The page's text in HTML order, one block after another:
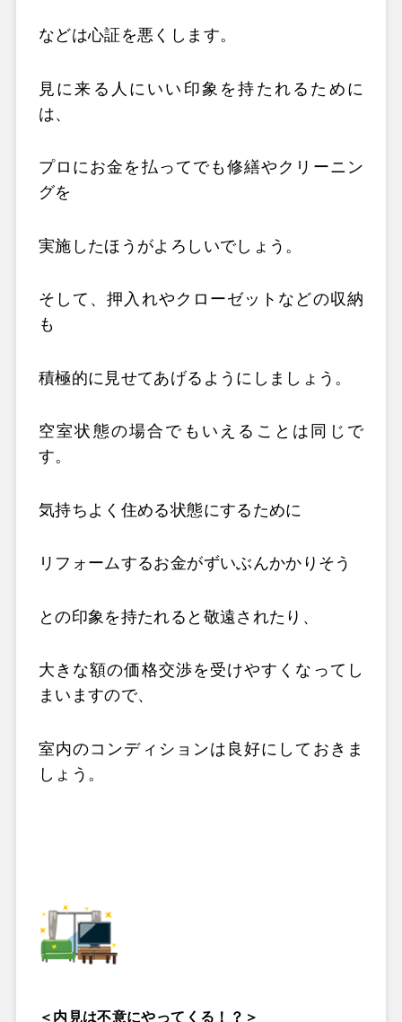
などは心証を悪くします。
見に来る人にいい印象を持たれるために
は、
プロにお金を払ってでも修繕やクリーニン
グを
実施したほうがよろしいでしょう。
そして、押入れやクローゼットなどの収納
も
積極的に見せてあげるようにしましょう。
空室状態の場合でもいえることは同じで
す。
気持ちよく住める状態にするために
リフォームするお金がずいぶんかかりそう
との印象を持たれると敬遠されたり、
大きな額の価格交渉を受けやすくなってし
まいますので、
室内のコンディションは良好にしておきま
しょう。
＜ 内見は不意にやってくる！？ ＞